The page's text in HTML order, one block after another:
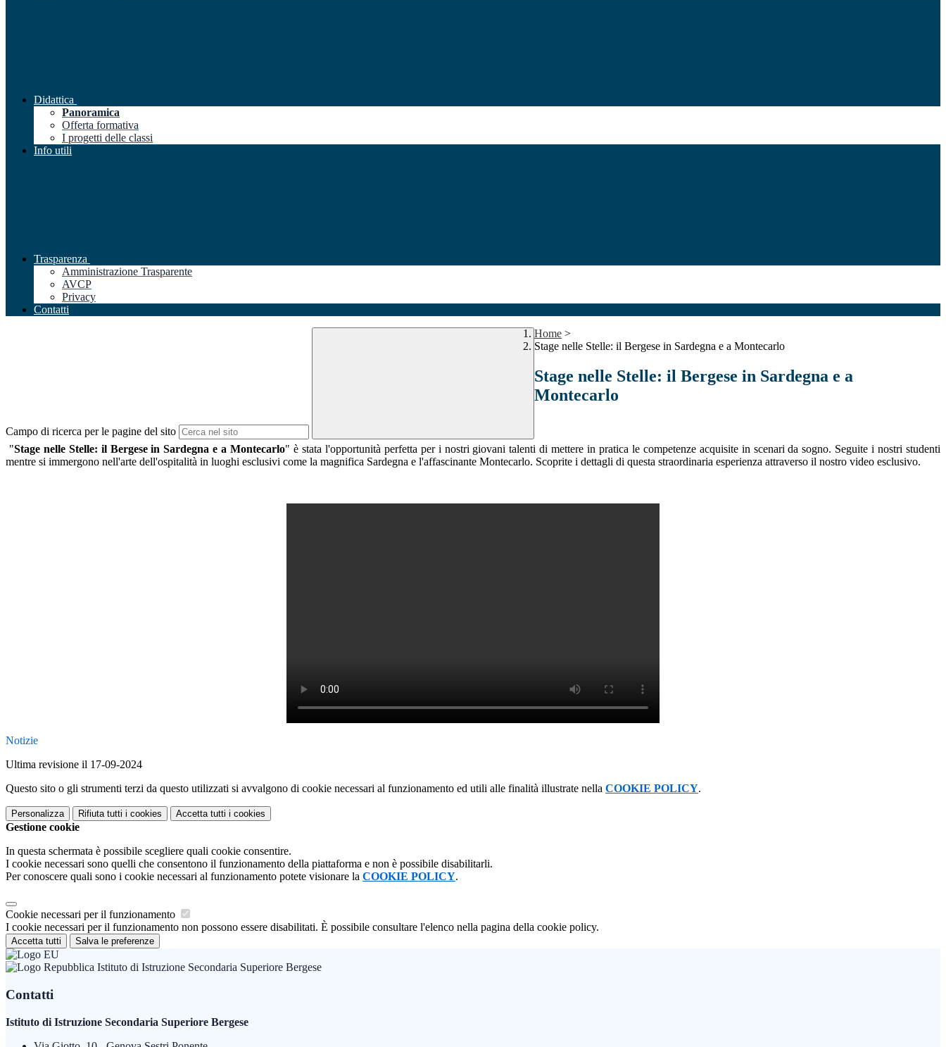
Didattica
Panoramica
Offerta formativa
I progetti delle classi
Info utili
Trasparenza
Amministrazione Trasparente
AVCP
Privacy
Contatti
Campo di ricerca per le pagine del sito
Home >
Stage nelle Stelle: il Bergese in Sardegna e a Montecarlo
Stage nelle Stelle: il Bergese in Sardegna e a
Montecarlo
"Stage nelle Stelle: il Bergese in Sardegna e a Montecarlo" è stata l'opportunità perfetta per i nostri giovani talenti di mettere in pratica le competenze acquisite in scenari da sogno. Seguite i nostri studenti
mentre si immergono nell'arte dell'ospitalità in luoghi esclusivi come la magnifica Sardegna e l'affascinante Montecarlo. Scoprite i dettagli di questa straordinaria esperienza attraverso il nostro video esclusivo.
Notizie
Ultima revisione il 17-09-2024
Questo sito o gli strumenti terzi da questo utilizzati si avvalgono di cookie necessari al funzionamento ed utili alle finalità illustrate nella COOKIE POLICY.
Personalizza Rifiuta tutti i cookies Accetta tutti i cookies
Gestione cookie
In questa schermata è possibile scegliere quali cookie consentire.
I cookie necessari sono quelli che consentono il funzionamento della piattaforma e non è possibile disabilitarli.
Per conoscere quali sono i cookie necessari al funzionamento potete visionare la COOKIE POLICY.
Cookie necessari per il funzionamento
I cookie necessari per il funzionamento non possono essere disabilitati. È possibile consultare l'elenco nella pagina della cookie policy.
Accetta tutti Salva le preferenze
Istituto di Istruzione Secondaria Superiore Bergese
Contatti
Istituto di Istruzione Secondaria Superiore Bergese